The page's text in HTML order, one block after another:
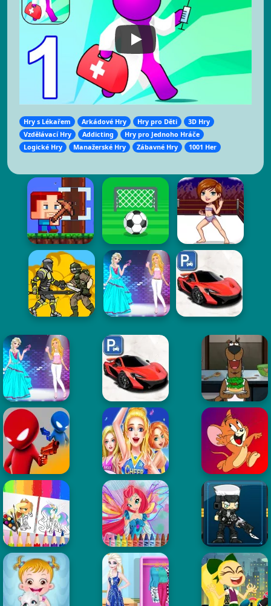
Hry s Lékařem Arkádové Hry Hry pro Děti
3D Hry
Vzdělávací Hry
Addicting
Hry pro Jednoho Hráče
Logické Hry
Manažerské Hry Zábavné Hry 1001 Her